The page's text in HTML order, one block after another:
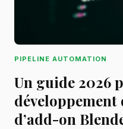
PIPELINE AUTOMATION
Un guide 2026
développement
d’add-on